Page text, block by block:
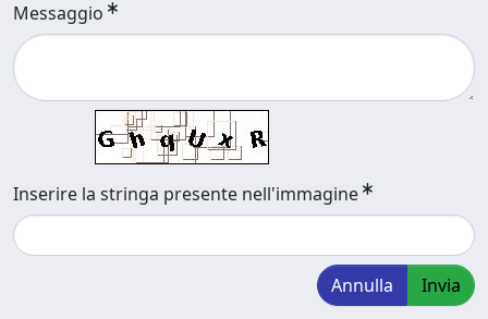
Messaggio
Inserire la stringa presente nell'immagine
Annulla Invia